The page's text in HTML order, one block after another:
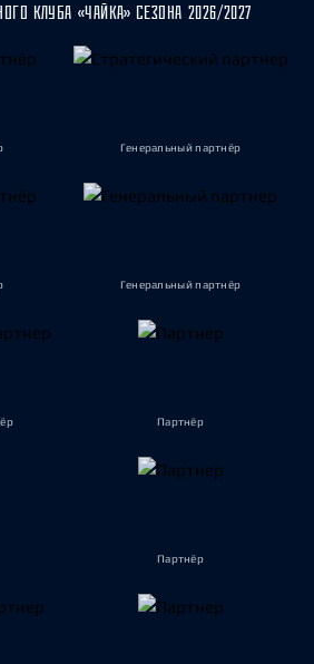
КЛУБА «ЧАЙКА» СЕЗОНА 2026/2027
Генеральный партнёр
Генеральный партнёр
Партнёр
Партнёр